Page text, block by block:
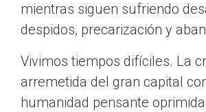
mientras siguen sufriendo
despidos, precarización y
Vivimos tiempos difíciles. La
arremetida del gran capital
humanidad pensante